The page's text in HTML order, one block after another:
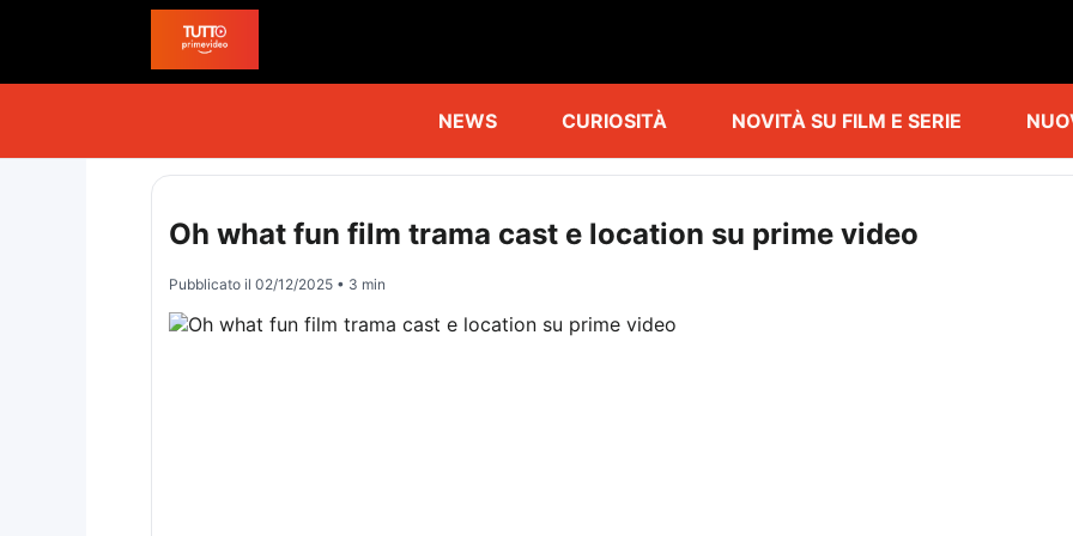
NEWS CURIOSITÀ NOVITÀ SU FILM E SERIE
Oh what fun film trama cast e location su prime video
Pubblicato il 02/12/2025• 3 min